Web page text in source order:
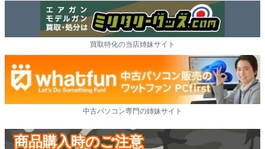
買取特化の当店姉妹サイト
中古パソコン専門の姉妹サイト
商品購入時のご注意